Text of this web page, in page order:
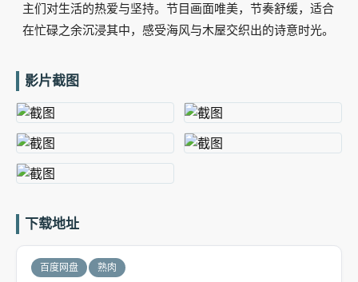
主们对生活的热爱与坚持。节目画面唯美，节奏舒缓，适合
在忙碌之余沉浸其中，感受海风与木屋交织出的诗意时光。
影片截图
下载地址
百度网盘 熟肉